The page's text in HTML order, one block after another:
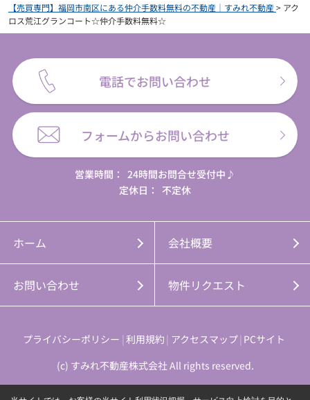
【売買専門】福岡市南区にある仲介手数料無料の不動産｜すみれ不動産> アク
ロス荒江グランコート☆仲介手数料無料☆
電話でお問い合わせ
フォームからお問い合わせ
営業時間： 24時間お問合せ受付中♪
定休日：
不定休
ホーム 会社概要
お問い合わせ 物件リクエスト
プライバシーポリシー 利用規約 アクセスマップ PCサイト
(c) すみれ不動産株式会社 All rights reserved.